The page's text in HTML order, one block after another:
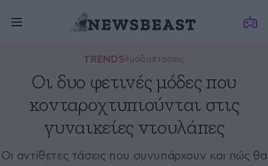
TRENDS#μόδα#τάσεις
Οι δυο φετινές μόδες που
κονταροχτυπιούνται στις
γυναικείες ντουλάπες
Οι αντίθετες τάσεις που συνυπάρχουν και πώς θα